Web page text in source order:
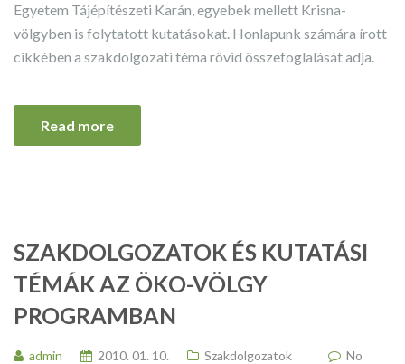
Egyetem Tájépítészeti Karán, egyebek mellett Krisna-
völgyben is folytatott kutatásokat. Honlapunk számára írott
cikkében a szakdolgozati téma rövid összefoglalását adja.
Read more
SZAKDOLGOZATOK ÉS KUTATÁSI
TÉMÁK AZ ÖKO-VÖLGY
PROGRAMBAN
admin 2010. 01. 10. Szakdolgozatok
No